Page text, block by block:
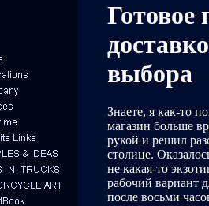
Готовое
выбора
Знаете, я как-то
магазин больше
рукой и решил
столице.
не какая-то
рабочий вариант
после восьми